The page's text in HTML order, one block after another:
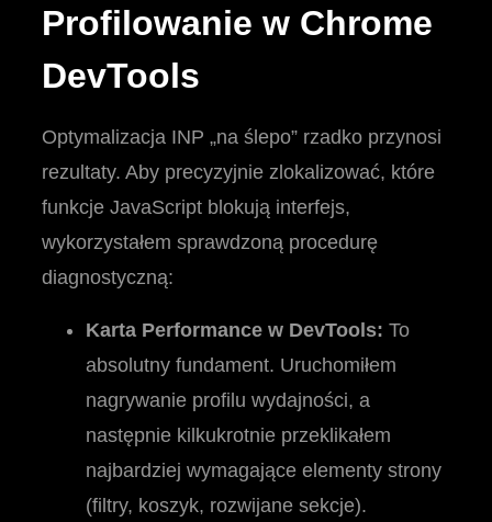
Profilowanie w Chrome
DevTools
Optymalizacja INP „na ślepo” rzadko przynosi
rezultaty. Aby precyzyjnie zlokalizować, które
funkcje JavaScript blokują interfejs,
wykorzystałem sprawdzoną procedurę
diagnostyczną:
Karta Performance w DevTools: To
absolutny fundament. Uruchomiłem
nagrywanie profilu wydajności, a
następnie kilkukrotnie przeklikałem
najbardziej wymagające elementy strony
(filtry, koszyk, rozwijane sekcje).